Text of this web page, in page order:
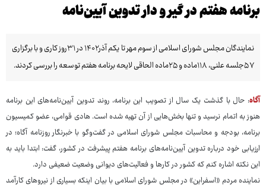
برنامه هفتم در گیر و دار تدوین آیین‌نامه
نمایندگان مجلس شورای اسلامی از سوم مهر تا یکم آذر۱۴۰۲ در ۳۱روز کاری و با برگزاری
۵۷جلسه علنی، ۱۱۸ماده و ۲۵ماده الحاقی لایحه برنامه هفتم توسعه را بررسی کردند.
آگاه: حال با گذشت یک سال از تصویب این برنامه، روند تدوین آیین‌نامه‌های این برنامه
هنوز به اتمام نرسید و تنها بخش‌هایی از آن تهیه شده است. هادی قوامی، عضو کمیسیون
برنامه، بودجه و محاسبات مجلس شورای اسلامی در گفت‌وگو با خبرنگار روزنامه آگاه؛ در
ارزیابی خود درباره تدوین آیین‌نامه‌های برنامه هفتم پیشرفت در کشور، گفت: ابتدا باید به
این نکته اشاره کنم که کشور در کارها و فعالیت‌های دیوانی وضعیت ضعیفی دارد.
نماینده مردم «اسفراین» در مجلس شورای اسلامی با بیان اینکه بسیاری از نیروهای کارآمد